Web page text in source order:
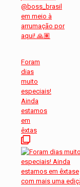
Foram
dias
muito
especiais!
Ainda
estamos
em
êxtas